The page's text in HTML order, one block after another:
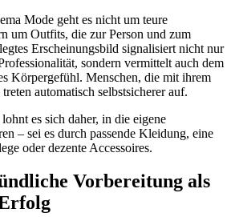
Mode geht es nicht um teure
um Outfits, die zur Person und zum
Erscheinungsbild signalisiert nicht nur
sondern vermittelt auch dem
Körpergefühl. Menschen, die mit ihrem
automatisch selbstsicherer auf.
es sich daher, in die eigene
– sei es durch passende Kleidung, eine
oder dezente Accessoires.
Vorbereitung als